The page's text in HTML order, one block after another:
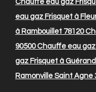
Chauffe eau gaz
eau gaz Frisquet à
à Rambouillet 78120
90500Chauffe eau gaz
gaz Frisquet à
Ramonville Saint Agne